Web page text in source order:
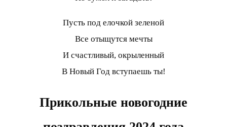
Пусть под елочкой зеленой
Все отыщутся мечты
И счастливый, окрыленный
В Новый Год вступаешь ты!
Прикольные новогодние